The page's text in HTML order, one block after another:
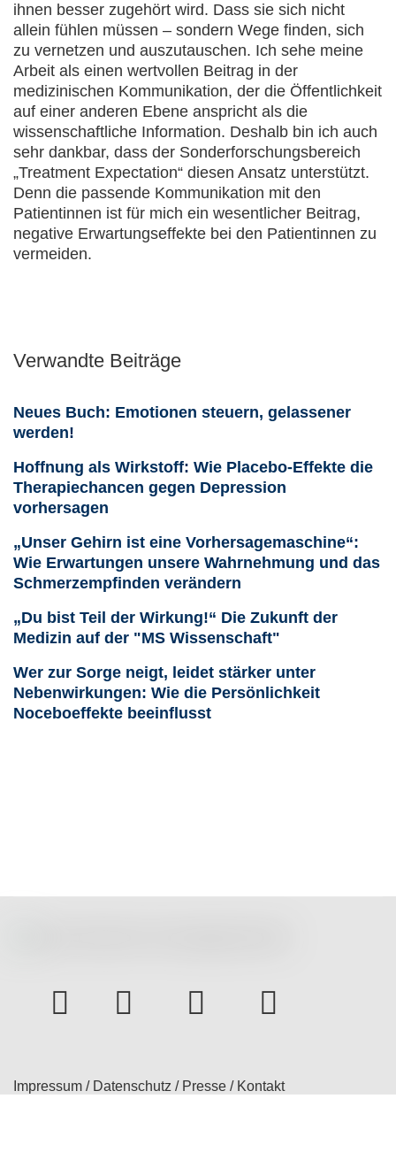
ihnen besser zugehört wird. Dass sie sich nicht
allein fühlen müssen – sondern Wege finden, sich
zu vernetzen und auszutauschen. Ich sehe meine
Arbeit als einen wertvollen Beitrag in der
medizinischen Kommunikation, der die Öffentlichkeit
auf einer anderen Ebene anspricht als die
wissenschaftliche Information. Deshalb bin ich auch
sehr dankbar, dass der Sonderforschungsbereich
„Treatment Expectation“ diesen Ansatz unterstützt.
Denn die passende Kommunikation mit den
Patientinnen ist für mich ein wesentlicher Beitrag,
negative Erwartungseffekte bei den Patientinnen zu
vermeiden.
Verwandte Beiträge
Neues Buch: Emotionen steuern, gelassener
werden!
Hoffnung als Wirkstoff: Wie Placebo-Effekte die
Therapiechancen gegen Depression
vorhersagen
„Unser Gehirn ist eine Vorhersagemaschine“:
Wie Erwartungen unsere Wahrnehmung und das
Schmerzempfinden verändern
„Du bist Teil der Wirkung!“ Die Zukunft der
Medizin auf der "MS Wissenschaft"
Wer zur Sorge neigt, leidet stärker unter
Nebenwirkungen: Wie die Persönlichkeit
Noceboeffekte beeinflusst
Impressum / Datenschutz / Presse / Kontakt
instagramFacebook